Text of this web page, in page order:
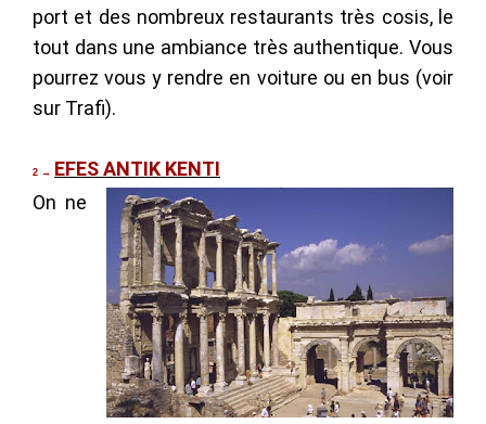
port et des nombreux restaurants très cosis, le
tout dans une ambiance très authentique. Vous
pourrez vous y rendre en voiture ou en bus (voir
sur Trafi).
2 → EFES ANTIK KENTI
On ne